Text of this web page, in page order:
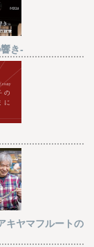
き-
キヤマフルートの